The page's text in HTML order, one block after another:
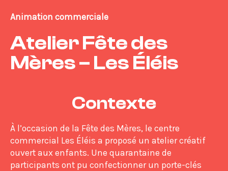
Animation commerciale
Atelier Fête des
Mères – Les Éléis
Contexte
À l’occasion de la Fête des Mères, le centre
commercial Les Éléis a proposé un atelier créatif
ouvert aux enfants. Une quarantaine de
participants ont pu confectionner un porte-clés